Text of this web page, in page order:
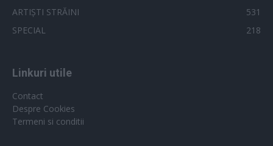
ARTIȘTI STRĂINI
531
SPECIAL
218
Linkuri utile
Contact
Despre Cookies
Termeni si conditii